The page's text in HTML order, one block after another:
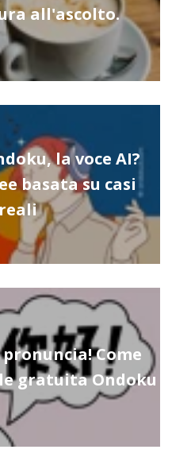
all'ascolto.
la voce AI?
basata su casi
Come
gratuita Ondoku